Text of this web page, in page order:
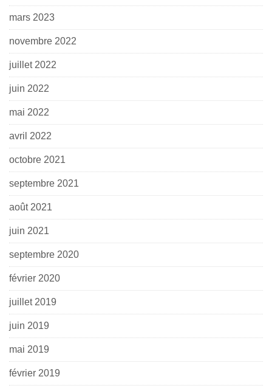
mars 2023
novembre 2022
juillet 2022
juin 2022
mai 2022
avril 2022
octobre 2021
septembre 2021
août 2021
juin 2021
septembre 2020
février 2020
juillet 2019
juin 2019
mai 2019
février 2019